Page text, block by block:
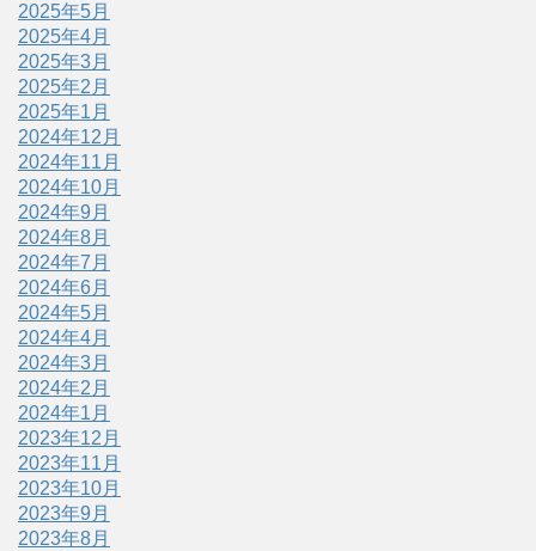
2025年5月
2025年4月
2025年3月
2025年2月
2025年1月
2024年12月
2024年11月
2024年10月
2024年9月
2024年8月
2024年7月
2024年6月
2024年5月
2024年4月
2024年3月
2024年2月
2024年1月
2023年12月
2023年11月
2023年10月
2023年9月
2023年8月